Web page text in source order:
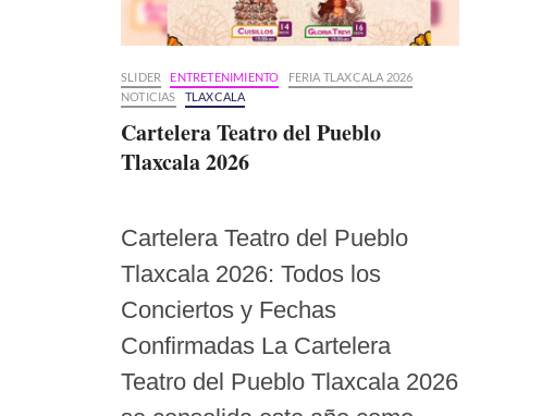
SLIDER ENTRETENIMIENTO
FERIA TLAXCALA 2026
NOTICIAS
TLAXCALA
Cartelera Teatro del Pueblo
Tlaxcala 2026
Cartelera Teatro del Pueblo
Tlaxcala 2026: Todos los
Conciertos y Fechas
Confirmadas La Cartelera
Teatro del Pueblo Tlaxcala 2026